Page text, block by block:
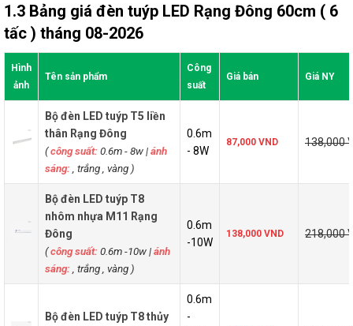
1.3 Bảng giá đèn tuýp LED Rạng Đông 60cm ( 6
tấc ) tháng 08-2026
Hình
ảnh
Tên sản phẩm
Công
suất
Giá bán Giá NY
Bộ đèn LED tuýp T5 liền
thân Rạng Đông
(công suất:0.6m - 8w|ánh
sáng: , trắng , vàng )
0.6m
- 8W
87,000 VND 138,000
Bộ đèn LED tuýp T8
nhôm nhựa M11 Rạng
Đông
(công suất:0.6m -10w|ánh
sáng: , trắng , vàng )
0.6m
-10W
138,000 VND 218,000
Bộ đèn LED tuýp T8 thủy
0.6m
-